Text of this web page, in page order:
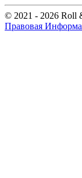
© 2021 - 2026 Roll
Правовая